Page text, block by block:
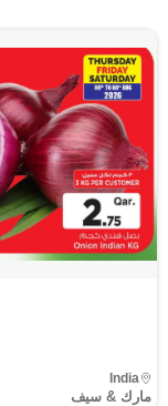
مارك & سيف
India